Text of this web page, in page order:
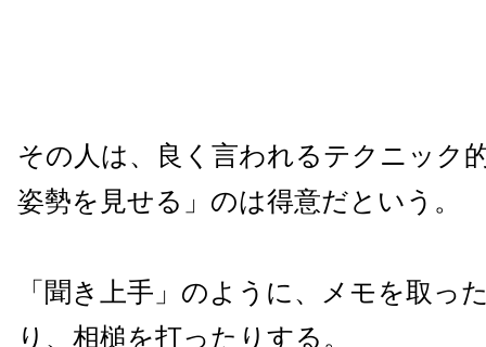
その人は、良く言われるテクニック
姿勢を見せる」のは得意だという。
「聞き上手」のように、メモを取っ
り、相槌を打ったりする。